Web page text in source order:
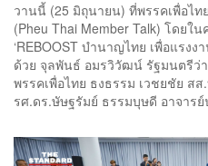
วานนี้ (25 มิถุนายน) ที่พรรคเพื่อไ
(Pheu Thai Member Talk) โดยใ
‘REBOOST บำนาญไทย เพื่อแรง
ด้วย จุลพันธ์ อมรวิวัฒน์ รัฐมนตรีว่
พรรคเพื่อไทย ธงธรรม เวชยชัย ส
รศ.ดร.ษัษฐรัมย์ ธรรมบุษดี อาจาร